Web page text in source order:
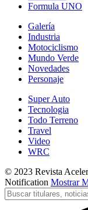
Formula UNO
Galería
Industria
Motociclismo
Mundo Verde
Novedades
Personaje
Super Auto
Tecnologia
Todo Terreno
Travel
Video
WRC
© 2023 Revista
Notification Mostrar